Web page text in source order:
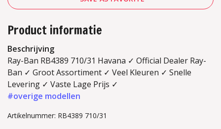
Product informatie
Beschrijving
Ray-Ban RB4389 710/31 Havana ✓ Official Dealer Ray-
Ban ✓ Groot Assortiment ✓ Veel Kleuren ✓ Snelle
Levering ✓ Vaste Lage Prijs ✓
#overige modellen
Artikelnummer: RB4389 710/31